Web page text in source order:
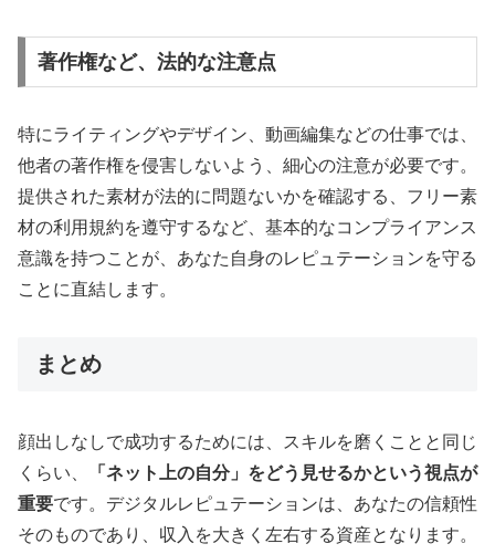
著作権など、法的な注意点
特にライティングやデザイン、動画編集などの仕事では、
他者の著作権を侵害しないよう、細心の注意が必要です。
提供された素材が法的に問題ないかを確認する、フリー素
材の利用規約を遵守するなど、基本的なコンプライアンス
意識を持つことが、あなた自身のレピュテーションを守る
ことに直結します。
まとめ
顔出しなしで成功するためには、スキルを磨くことと同じ
くらい、
「ネット上の自分」をどう見せるかという視点が
重要です。デジタルレピュテーションは、あなたの信頼性
そのものであり、収入を大きく左右する資産となります。